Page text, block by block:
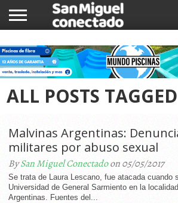
NOTICIAS
COMUNIDAD
COMERCIOS
ALL POSTS
Malvinas Argentinas:
militares por abuso sexual
BySan Miguel Conectadoon 05/05/2017
Se trata de Laura Lescano, fue atacada cuando
Universidad de General Sarmiento en la
Argentinas. Fuentes del...